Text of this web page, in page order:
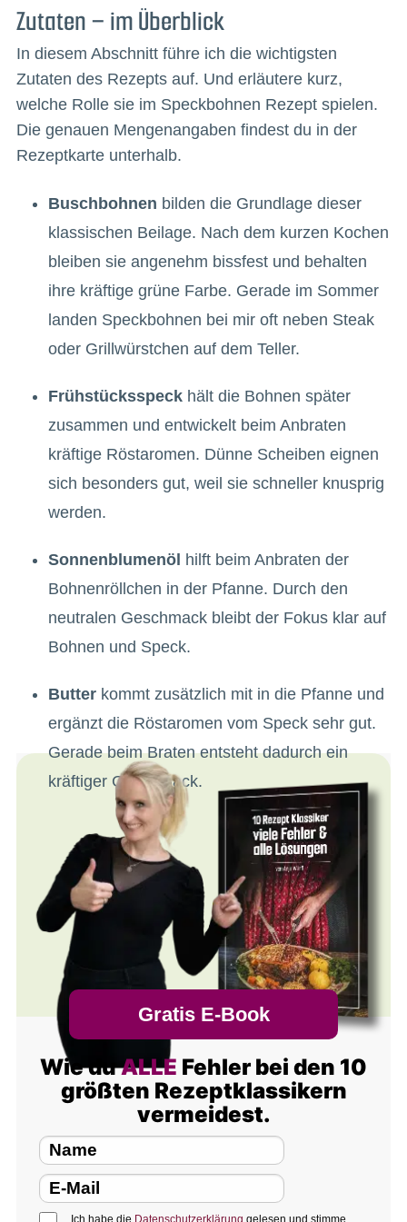
Zutaten – im Überblick
In diesem Abschnitt führe ich die wichtigsten
Zutaten des Rezepts auf. Und erläutere kurz,
welche Rolle sie im Speckbohnen Rezept spielen.
Die genauen Mengenangaben findest du in der
Rezeptkarte unterhalb.
Buschbohnen bilden die Grundlage dieser
klassischen Beilage. Nach dem kurzen Kochen
bleiben sie angenehm bissfest und behalten
ihre kräftige grüne Farbe. Gerade im Sommer
landen Speckbohnen bei mir oft neben Steak
oder Grillwürstchen auf dem Teller.
Frühstücksspeckhält die Bohnen später
zusammen und entwickelt beim Anbraten
kräftige Röstaromen. Dünne Scheiben eignen
sich besonders gut, weil sie schneller knusprig
werden.
Sonnenblumenöl hilft beim Anbraten der
Bohnenröllchen in der Pfanne. Durch den
neutralen Geschmack bleibt der Fokus klar auf
Bohnen und Speck.
Butterkommt zusätzlich mit in die Pfanne und
ergänzt die Röstaromen vom Speck sehr gut.
Gerade beim Braten entsteht dadurch ein
kräftiger Geschmack.
Gratis E-Book
Wie duALLE Fehler bei den 10
größten Rezeptklassikern
vermeidest.
Ich habe die Datenschutzerklärung gelesen und stimme